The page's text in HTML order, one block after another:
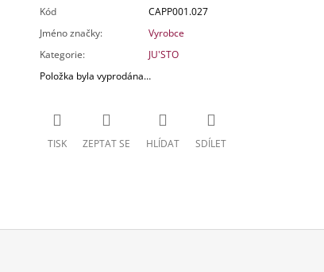
Kód
CAPP001.027
Jméno značky:
Vyrobce
Kategorie:
JU'STO
Položka byla vyprodána…
TISK ZEPTAT SE HLÍDAT SDÍLET